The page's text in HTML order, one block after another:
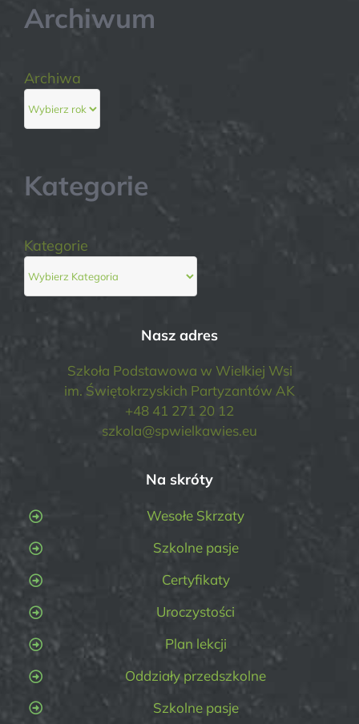
Archiwum
Archiwa
Kategorie
Kategorie
Nasz adres
Szkoła Podstawowa w Wielkiej Wsi
im. Świętokrzyskich Partyzantów AK
+48 41 271 20 12
szkola@spwielkawies.eu
Na skróty
Wesołe Skrzaty
Szkolne pasje
Certyfikaty
Uroczystości
Plan lekcji
Oddziały przedszkolne
Szkolne pasje